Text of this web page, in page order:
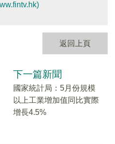
返回上頁
下一篇新聞
國家統計局：5月份規模
以上工業增加值同比實際
增長4.5%